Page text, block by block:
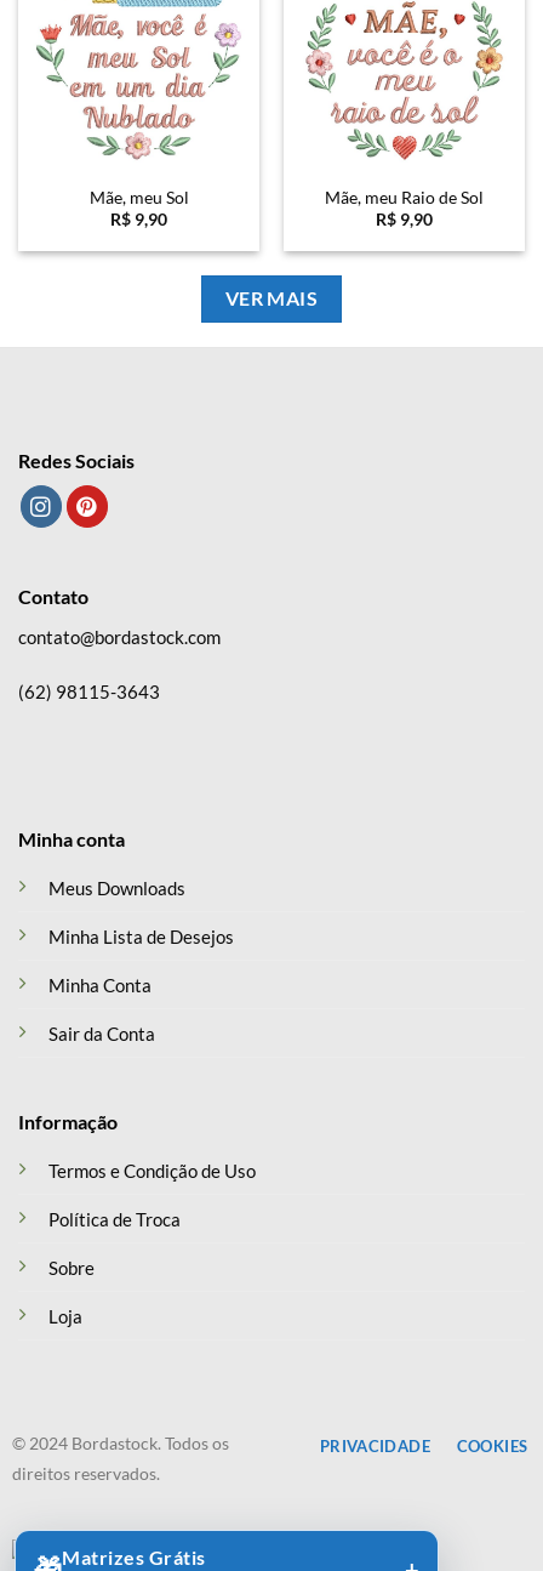
Mãe, meu Sol
R$ 9,90
Mãe, meu Raio de Sol
R$ 9,90
VER MAIS
Redes Sociais
Minha conta
Meus Downloads
Minha Lista de Desejos
Minha Conta
Sair da Conta
Informação
Termos e Condição de Uso
Política de Troca
Sobre
Loja
Contato
contato@bordastock.com
(62) 98115-3643
© 2024 Bordastock. Todos os
direitos reservados.
PRIVACIDADE COOKIES
Matrizes Grátis